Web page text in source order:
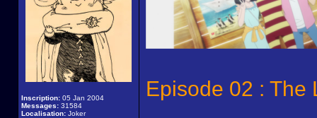
Inscription: 05 Jan 2004
Messages: 31584
Localisation: Joker
Episode 02 : The